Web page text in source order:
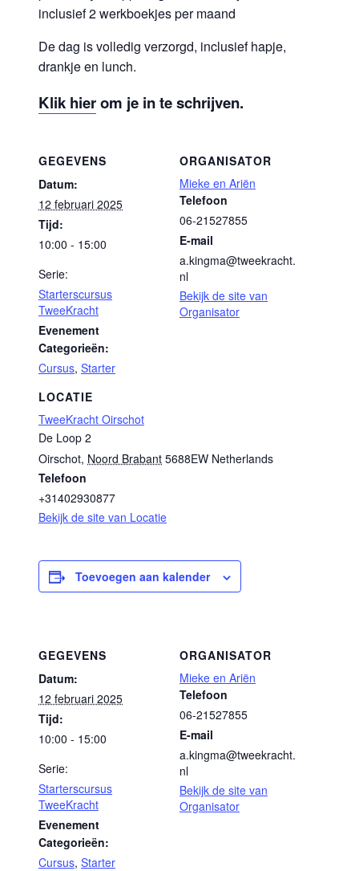
inclusief 2 werkboekjes per maand
De dag is volledig verzorgd, inclusief hapje,
drankje en lunch.
Klik hierom je in te schrijven.
GEGEVENS
Datum:
12 februari 2025
Tijd:
10:00 - 15:00
Serie:
Starterscursus
TweeKracht
Evenement
Categorieën:
Cursus, Starter
LOCATIE
TweeKracht Oirschot
De Loop 2
Oirschot, Noord Brabant 5688EW Netherlands
Telefoon
+31402930877
Bekijk de site van Locatie
ORGANISATOR
Mieke en Ariën
Telefoon
06-21527855
E-mail
a.kingma@tweekracht.
nl
Bekijk de site van
Organisator
Toevoegen aan kalender
GEGEVENS
Datum:
12 februari 2025
Tijd:
10:00 - 15:00
Serie:
Starterscursus
TweeKracht
Evenement
Categorieën:
Cursus, Starter
ORGANISATOR
Mieke en Ariën
Telefoon
06-21527855
E-mail
a.kingma@tweekracht.
nl
Bekijk de site van
Organisator